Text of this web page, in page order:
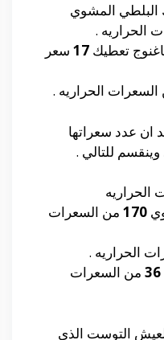
المشوي
الحراريه .
تعطيك 17 سعر
الحراريه .
ان عدد سعراتها
للتالي .
الحراريه
170 من السعرات
الحراريه .
36 من السعرات
التوست الذي